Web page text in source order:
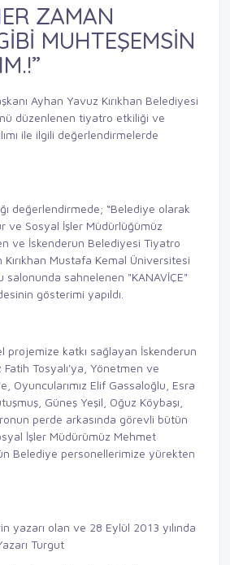
ZAMAN
MUHTEŞEMSİN
Ayhan Yavuz Kırıkhan Belediyesi
düzenlenen tiyatro etkiliği ve
ile ilgili değerlendirmelerde
değerlendirmede; “Belediye olarak
ve Sosyal İşler Müdürlüğümüz
ve İskenderun Belediyesi Tiyatro
Mustafa Kemal Üniversitesi
salonunda sahnelenen "KANAVİÇE"
gösterimi yapıldı.
projemize katkı sağlayan İskenderun
Fatih Tosyalı'ya, Yönetmen ve
Oyuncularımız Elif Gassaloğlu, Esra
Güneş Yeşil, Oğuz Köybaşı,
perde arkasında görevli bütün
İşler Müdürümüz Mehmet
Belediye personellerimize yürekten
yazarı olan ve 28 Eylül 2013 yılında
Turgut